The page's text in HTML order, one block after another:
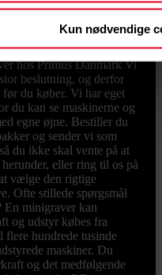
Kun nødvendige
med skovle og
end at købe det hele
ring – vi sammensætter
både opgaven og
hos Primus Danmark Vi
beslutning, og derfor
du køber. Vi har eget
du kan se maskinerne og
egne øjne. Bestiller du
og sender vi som
du ikke skal vente på at
eller ring til os på
vælge den rigtige
Ofte stillede spørgsmål
En minigraver kan
og udstyr købes fra
hundrede tusinde
maskiner. Du
og det medfølgende